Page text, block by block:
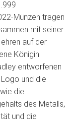
Münzen tragen
mit seiner
auf der
Königin
entworfenen
und die
die
des Metalls,
und die